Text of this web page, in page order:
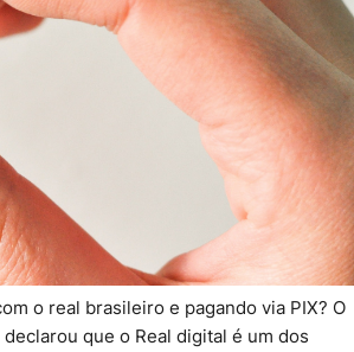
o real brasileiro e pagando via PIX? O
que o Real digital é um dos